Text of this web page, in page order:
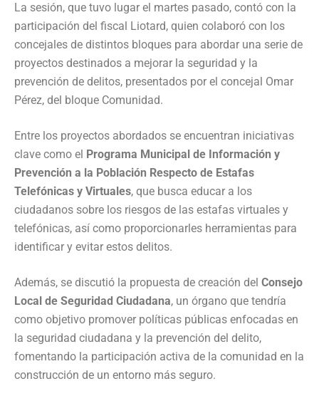
La sesión, que tuvo lugar el martes pasado, contó con la
participación del fiscal Liotard, quien colaboró con los
concejales de distintos bloques para abordar una serie de
proyectos destinados a mejorar la seguridad y la
prevención de delitos, presentados por el concejal Omar
Pérez, del bloque Comunidad.
Entre los proyectos abordados se encuentran iniciativas
clave como el Programa Municipal de Información y
Prevención a la Población Respecto de Estafas
Telefónicas y Virtuales, que busca educar a los
ciudadanos sobre los riesgos de las estafas virtuales y
telefónicas, así como proporcionarles herramientas para
identificar y evitar estos delitos.
Además, se discutió la propuesta de creación del Consejo
Local de Seguridad Ciudadana, un órgano que tendría
como objetivo promover políticas públicas enfocadas en
la seguridad ciudadana y la prevención del delito,
fomentando la participación activa de la comunidad en la
construcción de un entorno más seguro.